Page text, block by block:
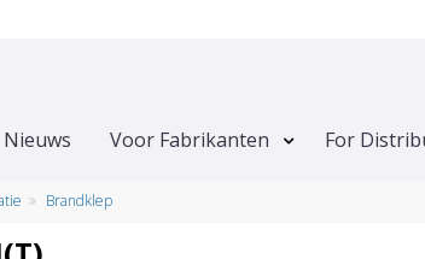
Nieuws Voor Fabrikanten For
Brandklep